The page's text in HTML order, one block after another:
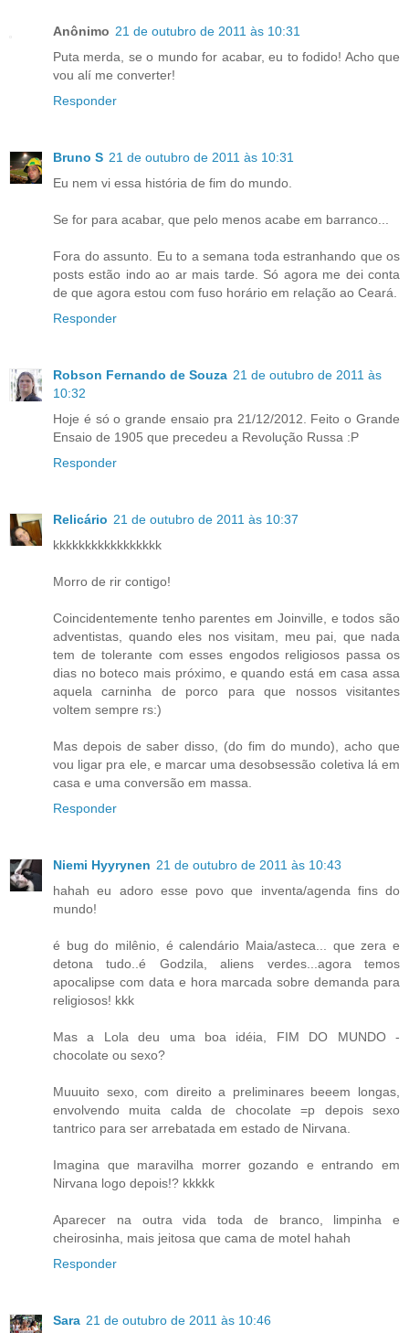
Anônimo 21 de outubro de 2011 às 10:31
Puta merda, se o mundo for acabar, eu to fodido! Acho que
vou alí me converter!
Responder
Bruno S 21 de outubro de 2011 às 10:31
Eu nem vi essa história de fim do mundo.
Se for para acabar, que pelo menos acabe em barranco...
Fora do assunto. Eu to a semana toda estranhando que os
posts estão indo ao ar mais tarde. Só agora me dei conta
de que agora estou com fuso horário em relação ao Ceará.
Responder
Robson Fernando de Souza 21 de outubro de 2011 às
10:32
Hoje é só o grande ensaio pra 21/12/2012. Feito o Grande
Ensaio de 1905 que precedeu a Revolução Russa :P
Responder
Relicário 21 de outubro de 2011 às 10:37
kkkkkkkkkkkkkkkkk
Morro de rir contigo!
Coincidentemente tenho parentes em Joinville, e todos são
adventistas, quando eles nos visitam, meu pai, que nada
tem de tolerante com esses engodos religiosos passa os
dias no boteco mais próximo, e quando está em casa assa
aquela carninha de porco para que nossos visitantes
voltem sempre rs:)
Mas depois de saber disso, (do fim do mundo), acho que
vou ligar pra ele, e marcar uma desobsessão coletiva lá em
casa e uma conversão em massa.
Responder
Niemi Hyyrynen 21 de outubro de 2011 às 10:43
hahah eu adoro esse povo que inventa/agenda fins do
mundo!
é bug do milênio, é calendário Maia/asteca... que zera e
detona tudo..é Godzila, aliens verdes...agora temos
apocalipse com data e hora marcada sobre demanda para
religiosos! kkk
Mas a Lola deu uma boa idéia, FIM DO MUNDO -
chocolate ou sexo?
Muuuito sexo, com direito a preliminares beeem longas,
envolvendo muita calda de chocolate =p depois sexo
tantrico para ser arrebatada em estado de Nirvana.
Imagina que maravilha morrer gozando e entrando em
Nirvana logo depois!? kkkkk
Aparecer na outra vida toda de branco, limpinha e
cheirosinha, mais jeitosa que cama de motel hahah
Responder
Sara 21 de outubro de 2011 às 10:46